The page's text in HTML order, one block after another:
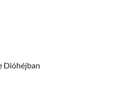
Dióhéjban